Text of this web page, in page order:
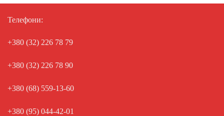
Телефони:
+380 (32) 226 78 79
+380 (32) 226 78 90
+380 (68) 559-13-60
+380 (95) 044-42-01